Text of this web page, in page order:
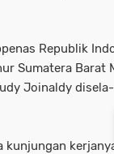
Republik
Sumatera Barat
Joinaldy
kunjungan